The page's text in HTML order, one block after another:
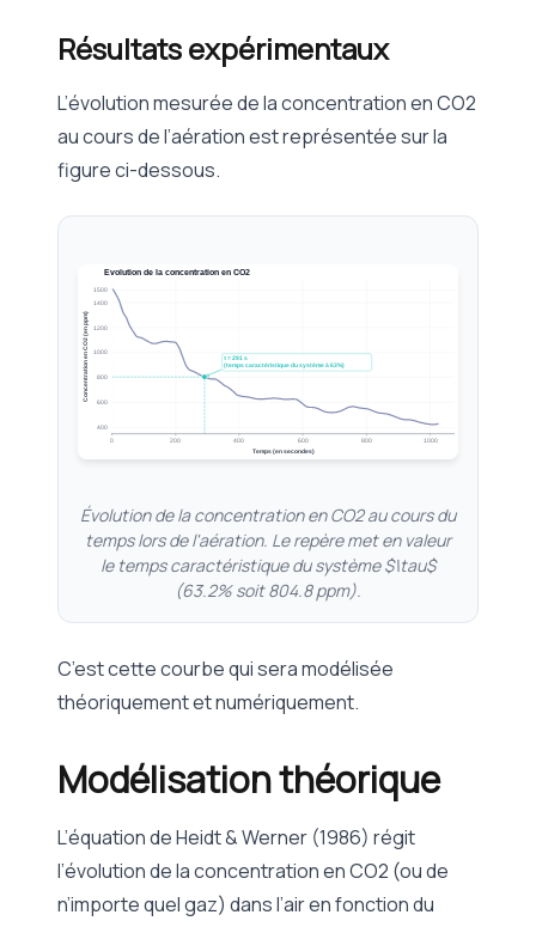
Résultats expérimentaux
L’évolution mesurée de la concentration en CO2
au cours de l’aération est représentée sur la
figure ci-dessous.
0 200 400 600 800 1000
Temps (en secondes)
400
600
800
1000
1200
1400
1500
Concentration en CO2 (en ppm) τ = 291 s
(temps caractéristique du système à 63%)
Evolution de la concentration en CO2
Évolution de la concentration en CO2 au cours du
temps lors de l'aération. Le repère met en valeur
le temps caractéristique du système $\tau$
(63.2% soit 804.8 ppm).
C’est cette courbe qui sera modélisée
théoriquement et numériquement.
Modélisation théorique
L’équation de Heidt & Werner (1986) régit
l’évolution de la concentration en CO2 (ou de
n’importe quel gaz) dans l’air en fonction du